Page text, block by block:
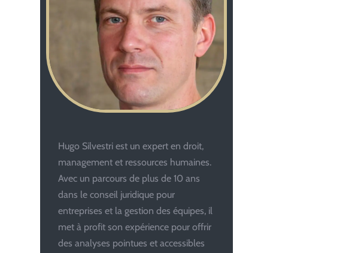
Hugo Silvestri est un expert en droit,
management et ressources humaines.
Avec un parcours de plus de 10 ans
dans le conseil juridique pour
entreprises et la gestion des équipes, il
met à profit son expérience pour offrir
des analyses pointues et accessibles